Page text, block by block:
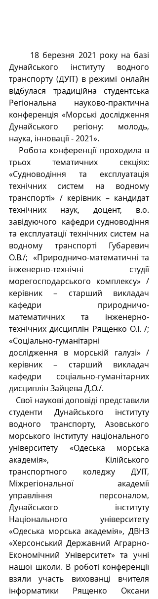
Дунайського інституту водного
транспорту (ДУІТ) в режимі онлайн
відбулася традиційна студентська
Регіональна науково-практична
конференція «Морські дослідження
Дунайського регіону: молодь,
наука, інновації ‒ 2021».
трьох тематичних секціях:
«Судноводіння та експлуатація
технічних систем на водному
транспорті» / керівник – кандидат
технічних наук, доцент, в.о.
завідуючого  кафедри судноводіння
та експлуатації технічних систем на
водному транспорті Губаревич
О.В./;  «Природничо-математичні та
інженерно-технічні студії
морегосподарського комплексу» /
керівник – старший викладач
кафедри природничо-
математичних та інженерно-
технічних дисциплін Рященко О.І. /;
«Соціально-гуманітарні
дослідження в морській галузі» /
керівник – старший викладач
кафедри соціально-гуманітарних
дисциплін Зайцева Д.О./.
студенти Дунайського інституту
водного транспорту, Азовського
морського інституту національного
університету «Одеська морська
академія», Кілійського
транспортного коледжу ДУІТ,
Міжрегіональної академії
управління персоналом,
Дунайського  інституту
Національного університету
«Одеська морська академія», ДВНЗ
«Херсонський Державний Аграрно-
Економічний Університет» та учні
нашої школи. В роботі конференції
взяли участь вихованці вчителя
інформатики Рященко Оксани